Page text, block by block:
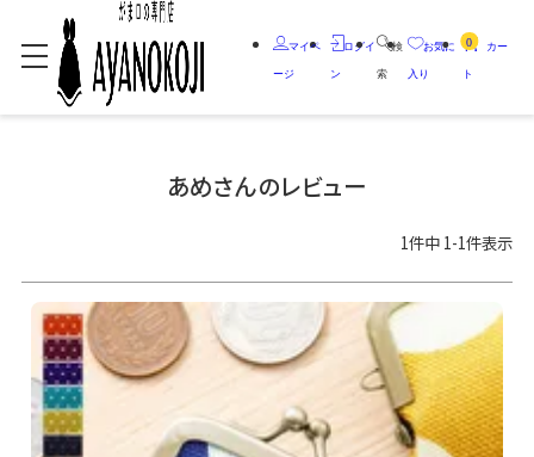
マイペ
ージ
ログイ
ン
検
索
お気に
入り
0 カー
ト
あめさんのレビュー
1件中 1-1件表示